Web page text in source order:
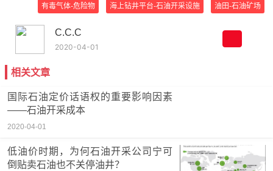
油田-石油矿场
海上钻井平台-石油开采设施
有毒气体-危险物
C.C.C
2020-04-01
相关文章
国际石油定价话语权的重要影响因素
——石油开采成本
2020-04-01
低油价时期，为何石油开采公司宁可
倒贴卖石油也不关停油井？